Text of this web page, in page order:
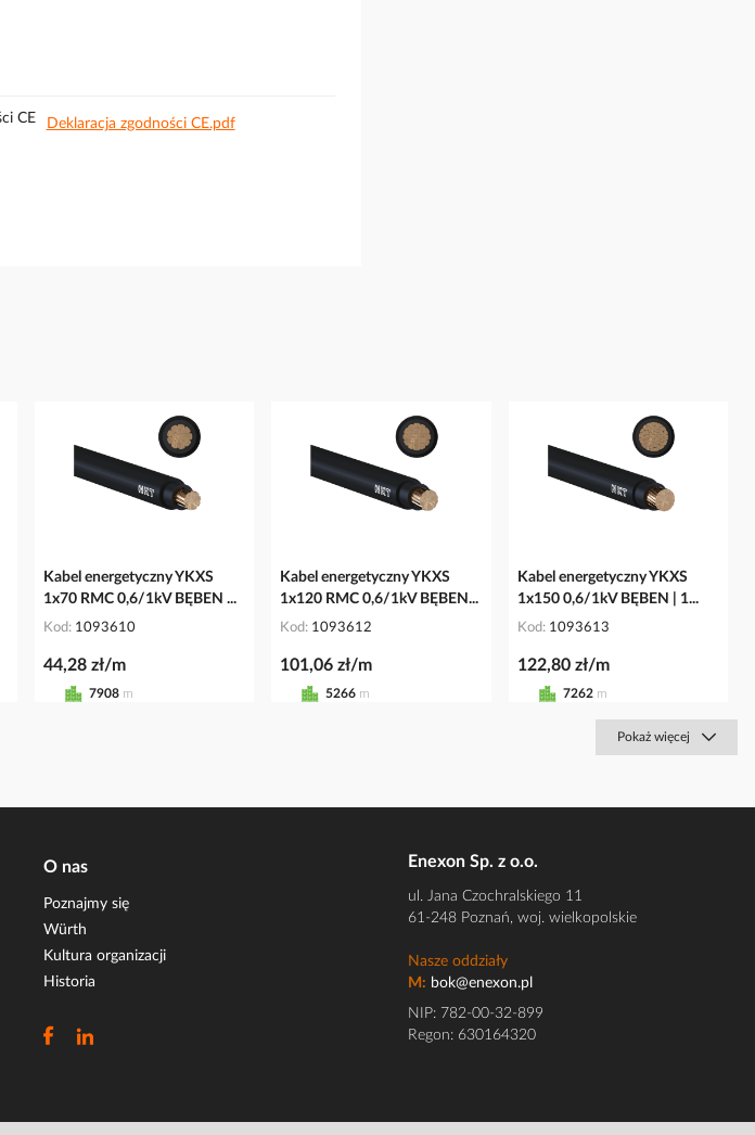
Deklaracja zgodności CE.pdf
Kabel energetyczny YKXS
1x70 RMC 0,6/1kV BĘBEN ...
Kod 1093610
44,28 zł/m
7908 m
Kabel energetyczny YKXS
1x120 RMC 0,6/1kV BĘBEN...
Kod 1093612
101,06 zł/m
5266 m
Kabel energetyczny YKXS
1x150 0,6/1kV BĘBEN | 1...
Kod 1093613
122,80 zł/m
7262 m
Pokaż więcej
O nas
Poznajmy się
Würth
Kultura organizacji
Historia
Enexon Sp. z o.o.
ul. Jana Czochralskiego 11
61-248 Poznań, woj. wielkopolskie
Nasze oddziały
M: bok@enexon.pl
NIP: 782-00-32-899
Regon: 630164320